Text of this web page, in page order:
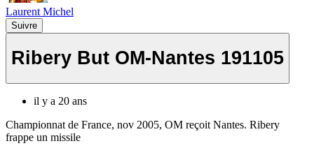
Laurent Michel
Suivre
Ribery But OM-Nantes 191105
il y a 20 ans
Championnat de France, nov 2005, OM reçoit Nantes. Ribery
frappe un missile